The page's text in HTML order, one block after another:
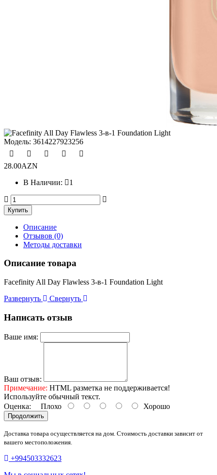
Модель: 3614227923256
28.00AZN
В Наличии:
1
Описание
Отзывов (0)
Методы доставки
Описание товара
Facefinity All Day Flawless 3-в-1 Foundation Light
Развернуть
Свернуть
Написать отзыв
Ваше имя:
Ваш отзыв:
Примечание: HTML разметка не поддерживается!
Используйте обычный текст.
Оценка: Плохо Хорошо
Продолжить
Доставка товара осуществляется на дом. Стоимость доставки зависит от
вашего местоположения.
+994503332623